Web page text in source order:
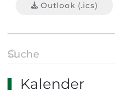
Outlook (.ics)
Kalender